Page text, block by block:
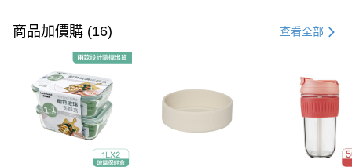
信用卡一次付款
Apple Pay
街口支付
商品加價購 (16) 查看全部